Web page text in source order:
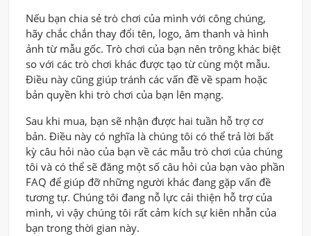
Nếu bạn chia sẻ trò chơi của mình với công chúng,
hãy chắc chắn thay đổi tên, logo, âm thanh và hình
ảnh từ mẫu gốc. Trò chơi của bạn nên trông khác biệt
so với các trò chơi khác được tạo từ cùng một mẫu.
Điều này cũng giúp tránh các vấn đề về spam hoặc
bản quyền khi trò chơi của bạn lên mạng.
Sau khi mua, bạn sẽ nhận được hai tuần hỗ trợ cơ
bản. Điều này có nghĩa là chúng tôi có thể trả lời bất
kỳ câu hỏi nào của bạn về các mẫu trò chơi của chúng
tôi và có thể sẽ đăng một số câu hỏi của bạn vào phần
FAQ để giúp đỡ những người khác đang gặp vấn đề
tương tự. Chúng tôi đang nỗ lực cải thiện hỗ trợ của
mình, vì vậy chúng tôi rất cảm kích sự kiên nhẫn của
bạn trong thời gian này.